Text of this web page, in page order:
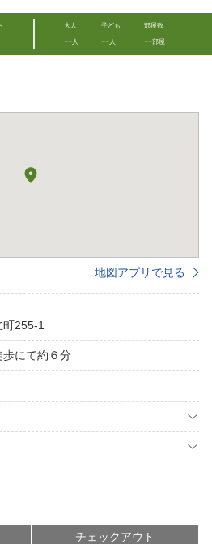
大人
--人
子ども
--人
部屋数
--部屋
地図アプリで見る
255-1
にて約６分
チェックアウト